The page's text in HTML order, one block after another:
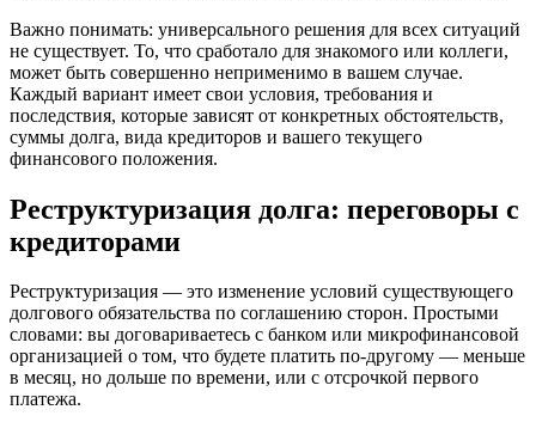
Важно понимать: универсального решения для всех ситуаций
не существует. То, что сработало для знакомого или коллеги,
может быть совершенно неприменимо в вашем случае.
Каждый вариант имеет свои условия, требования и
последствия, которые зависят от конкретных обстоятельств,
суммы долга, вида кредиторов и вашего текущего
финансового положения.
Реструктуризация долга: переговоры с
кредиторами
Реструктуризация — это изменение условий существующего
долгового обязательства по соглашению сторон. Простыми
словами: вы договариваетесь с банком или микрофинансовой
организацией о том, что будете платить по-другому — меньше
в месяц, но дольше по времени, или с отсрочкой первого
платежа.